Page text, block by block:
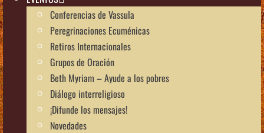
Conferencias de Vassula
Peregrinaciones Ecuménicas
Retiros Internacionales
Grupos de Oración
Beth Myriam – Ayude a los pobres
Diálogo interreligioso
¡Difunde los mensajes!
Novedades